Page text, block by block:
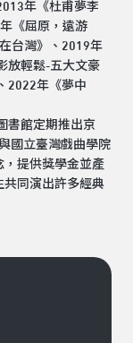
年《杜甫夢李
《屈原，遠游
台灣》、2019年
放輕鬆-五大文豪
2022年《夢中
書館定期推出京
國立臺灣戲曲學院
，提供獎學金並產
同演出許多經典